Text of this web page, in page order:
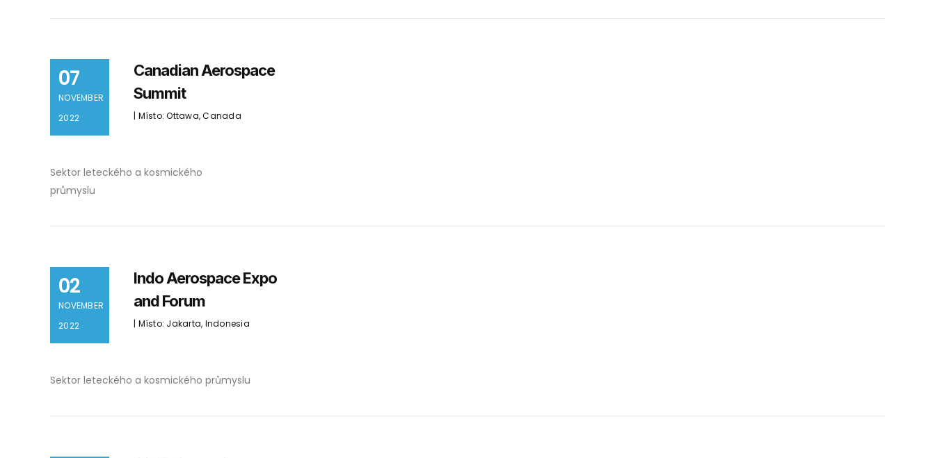
07
NOVEMBER
2022
Canadian Aerospace
Summit
| Místo: Ottawa, Canada
Sektor leteckého a kosmického
průmyslu
02
NOVEMBER
2022
Indo Aerospace Expo
and Forum
| Místo: Jakarta, Indonesia
Sektor leteckého a kosmického průmyslu